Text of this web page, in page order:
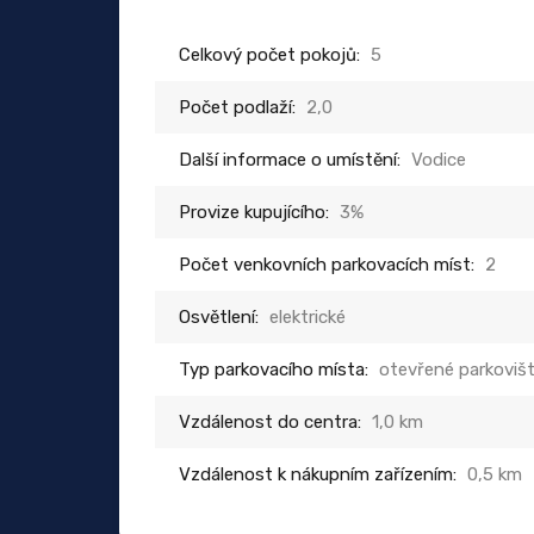
Celkový počet pokojů: 5
Počet podlaží: 2,0
Další informace o umístění: Vodice
Provize kupujícího: 3%
Počet venkovních parkovacích míst: 2
Osvětlení: elektrické
Typ parkovacího místa: otevřené
Vzdálenost do centra: 1,0 km
Vzdálenost k nákupním zařízením: 0,5 km